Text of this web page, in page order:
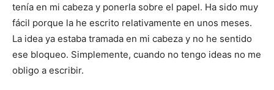
tenía en mi cabeza y ponerla sobre el papel. Ha sido muy
fácil porque la he escrito relativamente en unos meses.
La idea ya estaba tramada en mi cabeza y no he sentido
ese bloqueo. Simplemente, cuando no tengo ideas no me
obligo a escribir.